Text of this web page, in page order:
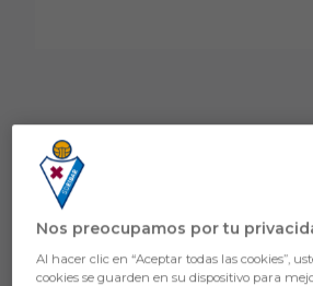
Aún no hay reacciones. ¡Sé el primero!
Nos preocupamos por tu
Al hacer clic en “Aceptar todas las cookies”,
cookies se guarden en su dispositivo para